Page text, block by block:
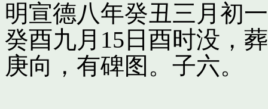
明宣德八年癸丑三月初
癸酉九月15日酉时没，
庚向，有碑图。子六。